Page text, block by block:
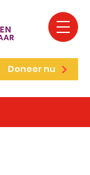
Doneer nu